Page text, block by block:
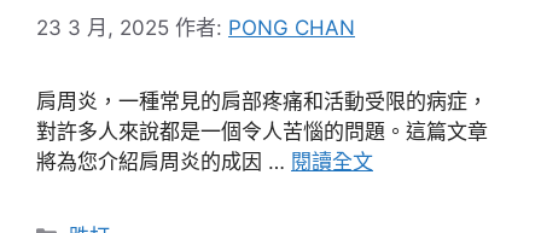
23 3 月, 2025 作者: PONG CHAN
肩周炎，一種常見的肩部疼痛和活動受限的病症，
對許多人來說都是一個令人苦惱的問題。這篇文章
將為您介紹肩周炎的成因 … 閱讀全文